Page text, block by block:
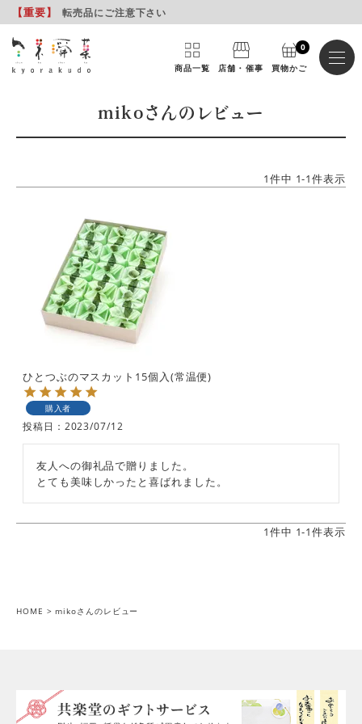
【重要】 転売品にご注意下さい
商品一覧 店舗・催事 買物かご
0
mikoさんのレビュー
1件中 1-1件表示
ひとつぶのマスカット15個入(常温便)
購入者
投稿日 2023/07/12
友人への御礼品で贈りました。
1件中 1-1件表示
HOME mikoさんのレビュー